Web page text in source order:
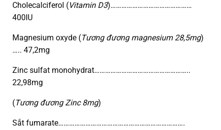
Cholecalciferol (Vitamin D3)………………………………………
400IU
Magnesium oxyde (Tương đương magnesium 28,5mg)
….. 47,2mg
Zinc sulfat monohydrat……………………………………………..
22,98mg
(Tương đương Zinc 8mg)
Sắt fumarate…………………………………………………………….